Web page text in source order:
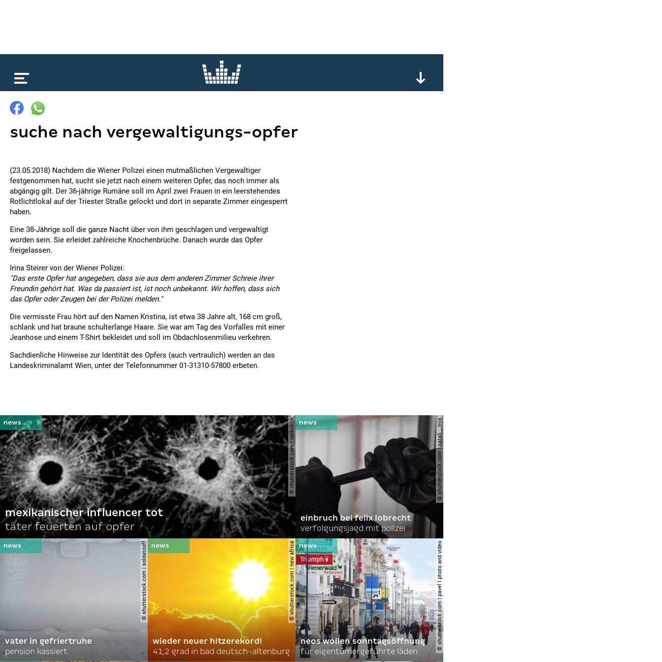
suche nach vergewaltigungs-opfer
(23.05.2018) Nachdem die Wiener Polizei einen mutmaßlichen Vergewaltiger
festgenommen hat, sucht sie jetzt nach einem weiteren Opfer, das noch immer als
abgängig gilt. Der 36-jährige Rumäne soll im April zwei Frauen in ein leerstehendes
Rotlichtlokal auf der Triester Straße gelockt und dort in separate Zimmer eingesperrt
haben.
Eine 38-Jährige soll die ganze Nacht über von ihm geschlagen und vergewaltigt
worden sein. Sie erleidet zahlreiche Knochenbrüche. Danach wurde das Opfer
freigelassen.
Irina Steirer von der Wiener Polizei:
"Das erste Opfer hat angegeben, dass sie aus dem anderen Zimmer Schreie ihrer
Freundin gehört hat. Was da passiert ist, ist noch unbekannt. Wir hoffen, dass sich
das Opfer oder Zeugen bei der Polizei melden."
Die vermisste Frau hört auf den Namen Kristina, ist etwa 38 Jahre alt, 168 cm groß,
schlank und hat braune schulterlange Haare. Sie war am Tag des Vorfalles mit einer
Jeanhose und einem T-Shirt bekleidet und soll im Obdachlosenmilieu verkehren.
Sachdienliche Hinweise zur Identität des Opfers (auch vertraulich) werden an das
Landeskriminalamt Wien, unter der Telefonnummer 01-31310-57800 erbeten.
© shutterstock.com | opikckck
mexikanischer influencer tot
täter feuerten auf opfer
© shutterstock.com | natali _ mis
einbruch bei felix lobrecht
verfolgungsjagd mit polizei
© shutterstock.com | soldatooff
vater in gefriertruhe
pension kassiert
© shutterstock.com | new africa
wieder neuer hitzerekord!
41,2 grad in bad deutsch-altenburg
© shutterstock.com | pavel l photo and video
neos wollen sonntagsöffnung
für eigentümergeführte läden